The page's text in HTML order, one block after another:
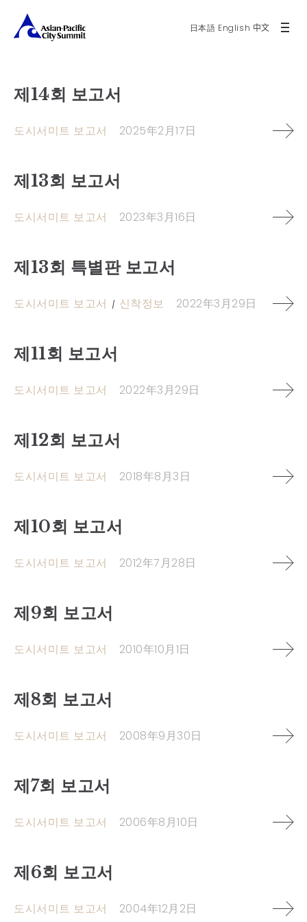
日本語 English 中文
제14회 보고서
도시서미트 보고서 2025年2月17日
제13회 보고서
도시서미트 보고서 2023年3月16日
제13회 특별판 보고서
도시서미트 보고서 신착정보 2022年3月29日
제11회 보고서
도시서미트 보고서 2022年3月29日
제12회 보고서
도시서미트 보고서 2018年8月3日
제10회 보고서
도시서미트 보고서 2012年7月28日
제9회 보고서
도시서미트 보고서 2010年10月1日
제8회 보고서
도시서미트 보고서 2008年9月30日
제7회 보고서
도시서미트 보고서 2006年8月10日
제6회 보고서
도시서미트 보고서 2004年12月2日